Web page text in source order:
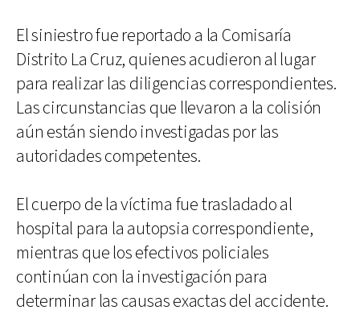
El siniestro fue reportado a la Comisaría
Distrito La Cruz, quienes acudieron al lugar
para realizar las diligencias correspondientes.
Las circunstancias que llevaron a la colisión
aún están siendo investigadas por las
autoridades competentes.
El cuerpo de la víctima fue trasladado al
hospital para la autopsia correspondiente,
mientras que los efectivos policiales
continúan con la investigación para
determinar las causas exactas del accidente.